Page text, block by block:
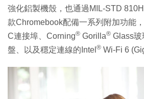
強化鋁製機殼，也通過MIL-STD
款Chromebook配備一系列附加功能
C連接埠、Corning® Gorilla® Glass玻
盤、以及穩定連線的Intel ® Wi-Fi 6